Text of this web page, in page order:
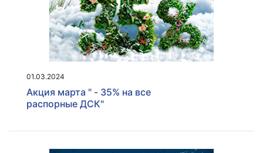
01.03.2024
Акция марта " - 35% на все
распорные ДСК"